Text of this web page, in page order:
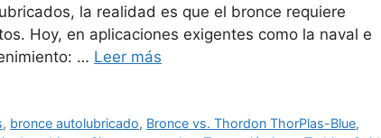
la realidad es que el bronce requiere
Hoy, en aplicaciones exigentes como la naval e
… Leer más
, bronce autolubricado, Bronce vs. Thordon ThorPlas-Blue,